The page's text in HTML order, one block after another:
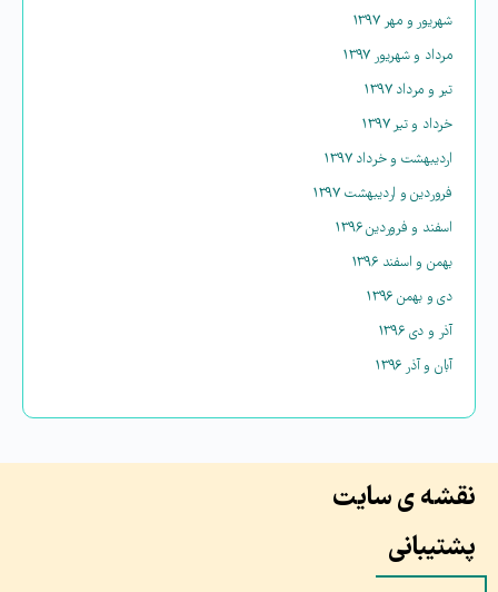
شهریور و مهر ۱۳۹۷
مرداد و شهریور ۱۳۹۷
تیر و مرداد ۱۳۹۷
خرداد و تیر ۱۳۹۷
اردیبهشت و خرداد ۱۳۹۷
فروردین و اردیبهشت ۱۳۹۷
اسفند و فروردین ۱۳۹۶
بهمن و اسفند ۱۳۹۶
دی و بهمن ۱۳۹۶
آذر و دی ۱۳۹۶
آبان و آذر ۱۳۹۶
نقشه ی سایت
پشتیبانی